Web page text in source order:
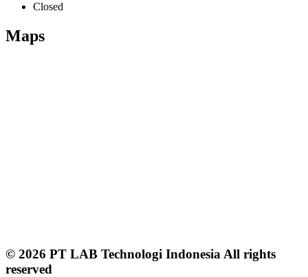
Closed
Maps
© 2026 PT LAB Technologi Indonesia All rights
reserved